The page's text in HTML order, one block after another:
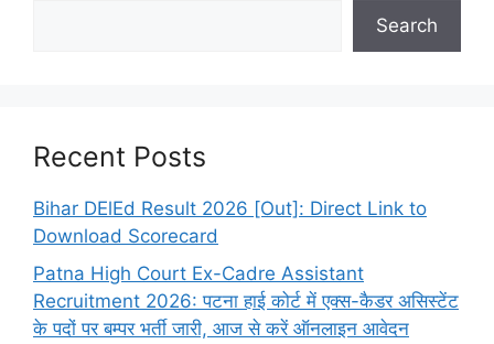
Search
Recent Posts
Bihar DElEd Result 2026 [Out]: Direct Link to
Download Scorecard
Patna High Court Ex-Cadre Assistant
Recruitment 2026: पटना हाई कोर्ट में एक्स-कैडर असिस्टेंट
के पदों पर बम्पर भर्ती जारी, आज से करें ऑनलाइन आवेदन